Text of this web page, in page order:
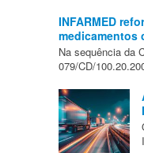
INFARMED
medicamentos
Na sequência da
079/CD/